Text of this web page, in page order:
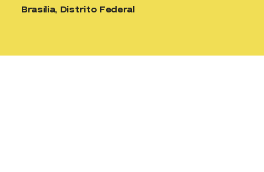
Brasília, Distrito Federal